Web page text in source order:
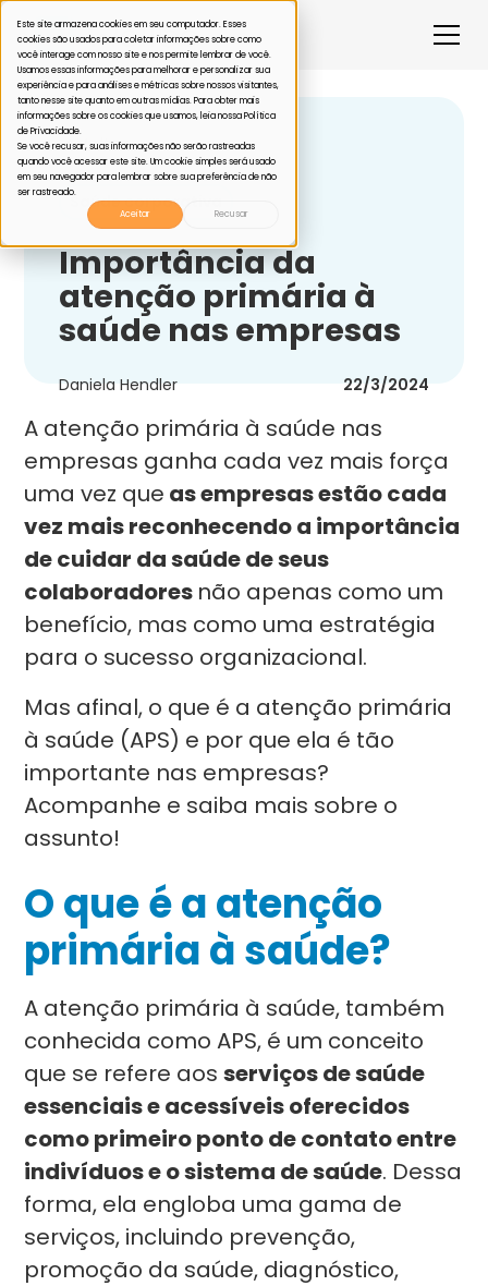
Este site armazena cookies em seu computador. Esses
cookies são usados para coletar informações sobre como
você interage com nosso site e nos permite lembrar de você.
Usamos essas informações para melhorar e personalizar sua
experiência e para análises e métricas sobre nossos visitantes,
tanto nesse site quanto em outras mídias. Para obter mais
informações sobre os cookies que usamos, leia nossa Política
de Privacidade.
Se você recusar, suas informações não serão rastreadas
quando você acessar este site. Um cookie simples será usado
em seu navegador para lembrar sobre sua preferência de não
ser rastreado.
Aceitar
Recusar
Voltar
Saúde corporativa
Importância da
atenção primária à
saúde nas empresas
Daniela Hendler 22/3/2024
A atenção primária à saúde nas
empresas ganha cada vez mais força
uma vez que as empresas estão cada
vez mais reconhecendo a importância
de cuidar da saúde de seus
colaboradores não apenas como um
benefício, mas como uma estratégia
para o sucesso organizacional.
Mas afinal, o que é a atenção primária
à saúde (APS) e por que ela é tão
importante nas empresas?
Acompanhe e saiba mais sobre o
assunto!
O que é a atenção
primária à saúde?
A atenção primária à saúde, também
conhecida como APS, é um conceito
que se refere aosserviços de saúde
essenciais e acessíveis oferecidos
como primeiro ponto de contato entre
indivíduos e o sistema de saúde. Dessa
forma, ela engloba uma gama de
serviços, incluindo prevenção,
promoção da saúde, diagnóstico,